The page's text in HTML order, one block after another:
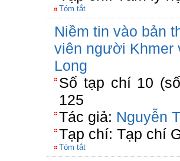
Tóm tắt
Niềm tin vào bản
viên người Khmer
Long
Số tạp chí 10
125
Tác giả: Nguyễn
Tạp chí: Tạp chí
Tóm tắt